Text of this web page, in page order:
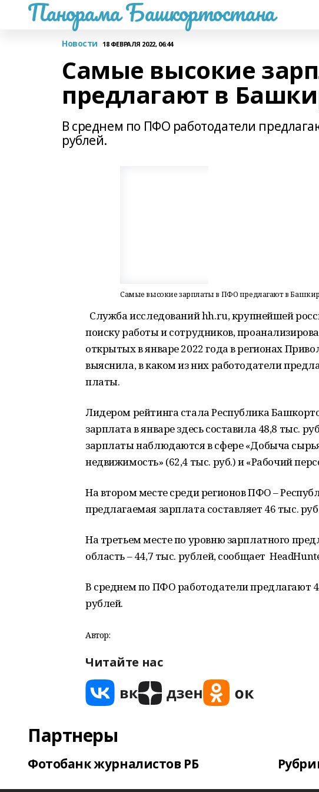
Панорама Башкортостана
Новости 18 ФЕВРАЛЯ 2022, 06:44
Самые высокие
предлагают в
В среднем по ПФО работодатели
рублей.
Самые высокие зарплаты в ПФО предлагают в
Служба исследований hh.ru, крупнейшей
поиску работы и сотрудников,
открытых в январе 2022 года в регионах
выяснила, в каком из них работодатели
платы.
Лидером рейтинга стала Республика
зарплата в январе здесь составила 48,8 тыс.
зарплаты наблюдаются в сфере «Добыча
недвижимость» (62,4 тыс. руб.) и «Рабочий
На втором месте среди регионов ПФО –
предлагаемая зарплата составляет 46 тыс.
На третьем месте по уровню зарплатного
область – 44,7 тыс. рублей, сообщает
В среднем по ПФО работодатели предлагают
рублей.
Автор:
Читайте нас
Партнеры
Фотобанк журналистов РБ